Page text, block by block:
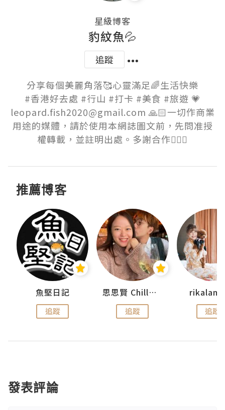
星級博客
豹紋魚💦
追蹤
分享每個美麗角落🥰心靈滿足🌈生活快樂
#香港好去處 #行山 #打卡 #美食 #旅遊 💗
leopard.fish2020@gmail.com 🙏🏻一切作商業
用途的媒體，請於使用本網誌圖文前，先問准授
權轉載，並註明出處。多謝合作🙇🏻‍♀️
推薦博客
魚堅日記
追蹤
思思賢 ChillMyBabe
追蹤 追蹤
發表評論